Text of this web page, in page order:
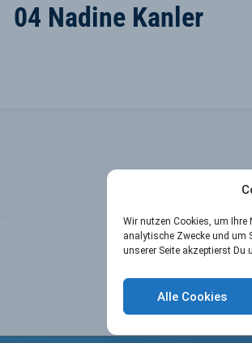
Wir nutzen Cookies, um
analytische Zwecke und um
unserer Seite akzeptierst Du
Alle Cookies
04 Nadine Kanler